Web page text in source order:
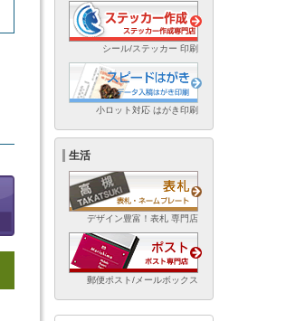
シール/ステッカー 印刷
小ロット対応 はがき印刷
生活
デザイン豊富！表札 専門店
郵便ポスト/メールボックス